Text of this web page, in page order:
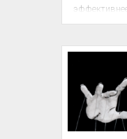
среду. В
через
факторами:
затрат и
мотивации